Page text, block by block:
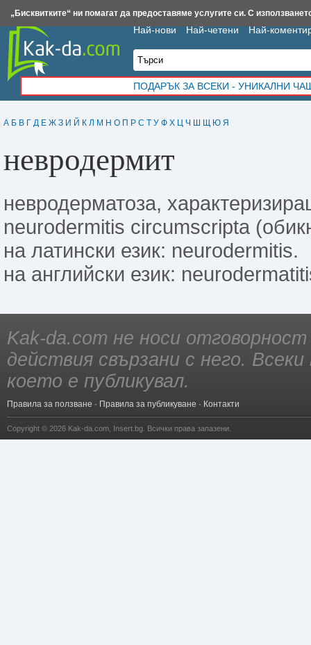
А Б В Г Д Е Ж З И Й К Л М Н О П Р С Т У Ф Х Ц Ч Ш Щ Ю Я
невродермит
невродерматоза,
neurodermitis circumscripta
на латински език: neurodermitis.
на английски език:
Най-нови Най-четени Най-
ПОДАРЪК ЗА ВСЕКИ - УНИКАЛНИ
Insert.bg Framar.bg Kak-da.com Iztochnik.com BauBau.bg NewAge.bg
Kak-da.com не носи
действия свързани с него.
което е публикувал.
Правила за ползване · Правила за публикуване · Контакти
Copyright © 2026 Kak-da.com Insert.bg . Всички права запазени.
„Бисквитките“ ни помагат да предоставяме услугите си. С